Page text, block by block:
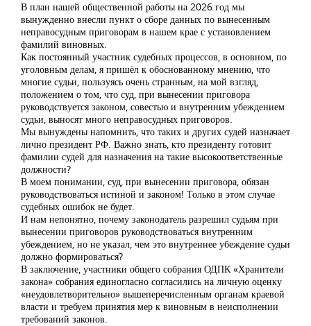
В план нашей общественной работы на 2026 год мы
вынужденно внесли пункт о сборе данных по вынесенным
неправосудным приговорам в нашем крае с установлением
фамилий виновных.
Как постоянный участник судебных процессов, в основном, по
уголовным делам, я пришёл к обоснованному мнению, что
многие судьи, пользуясь очень странным, на мой взгляд,
положением о том, что суд, при вынесении приговора
руководствуется законом, совестью и внутренним убеждением
судьи, выносят много неправосудных приговоров.
Мы вынуждены напомнить, что таких и других судей назначает
лично президент РФ. Важно знать, кто президенту готовит
фамилии судей для назначения на такие высокоответственные
должности?
В моем понимании, суд, при вынесении приговора, обязан
руководствоваться истиной и законом! Только в этом случае
судебных ошибок не будет.
И нам непонятно, почему законодатель разрешил судьям при
вынесении приговоров руководствоваться внутренним
убеждением, но не указал, чем это внутреннее убеждение судьи
должно формироваться?
В заключение, участники общего собрания ОДПК «Хранители
закона» собрания единогласно согласились на личную оценку
«неудовлетворительно» вышеперечисленным органам краевой
власти и требуем принятия мер к виновным в неисполнении
требований законов.